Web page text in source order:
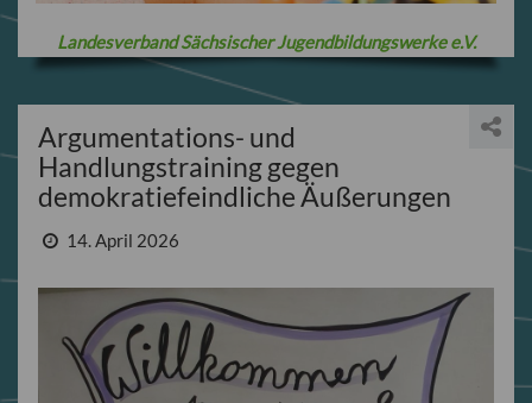
Landesverband Sächsischer Jugendbildungswerke e.V.
Argumentations- und
Handlungstraining gegen
demokratiefeindliche Äußerungen
14. April 2026